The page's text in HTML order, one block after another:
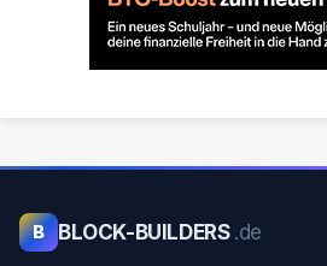
B BLOCK-BUILDERS .de